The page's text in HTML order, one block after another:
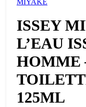
ISSEY
L’EAU
HOMME
125ML